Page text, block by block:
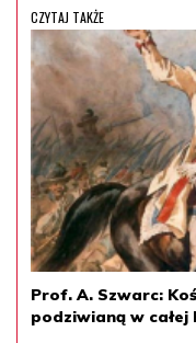
CZYTAJ TAKŻE
Prof. A. Szwarc:
podziwianą w całej